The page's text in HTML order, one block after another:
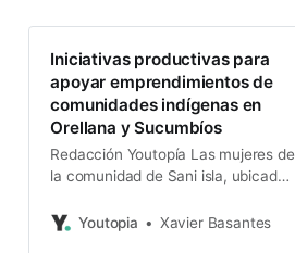
Iniciativas productivas para
apoyar emprendimientos de
comunidades indígenas en
Orellana y Sucumbíos
Redacción Youtopía Las mujeres de
la comunidad de Sani isla, ubicada
Parque Nacional Yasuní, le
Youtopia Xavier Basantes